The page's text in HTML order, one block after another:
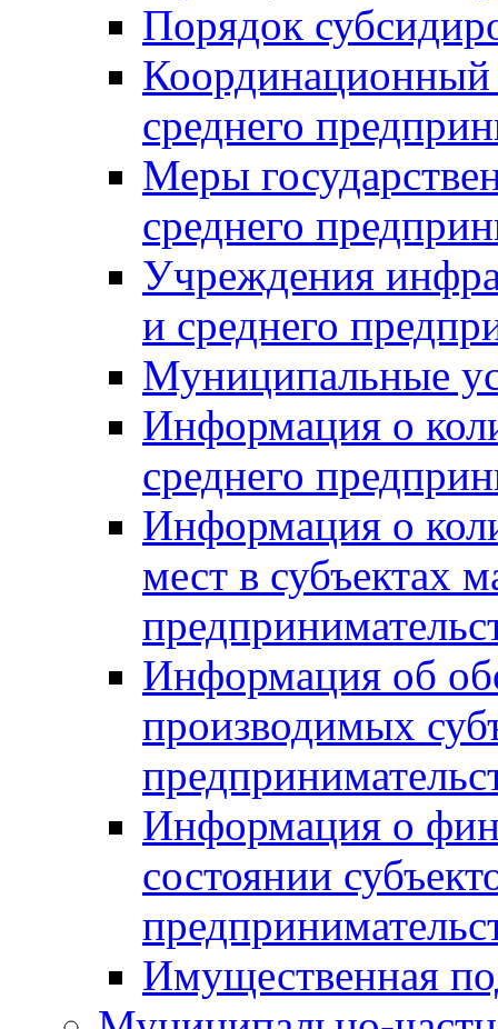
Порядок
Координационный
среднего
Меры
среднего
Учреждения
и среднего
Муниципальные
Информация о
среднего
Информация о
мест в субъектах
Информация об
производимых
Информация о
состоянии
Имущественная